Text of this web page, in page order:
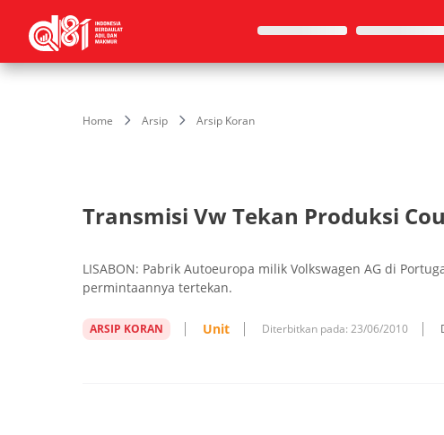
Home Arsip Arsip Koran
Transmisi Vw Tekan Produksi
LISABON: Pabrik Autoeuropa milik Volkswagen AG di
permintaannya tertekan.
ARSIP KORAN Unit Diterbitkan pada: 23/06/2010